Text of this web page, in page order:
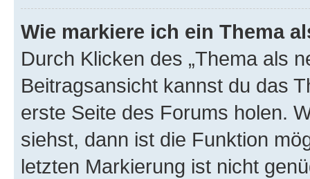
Wie markiere ich ein Thema
Durch Klicken des „Thema als
Beitragsansicht kannst du das
erste Seite des Forums holen.
siehst, dann ist die Funktion
letzten Markierung ist nicht